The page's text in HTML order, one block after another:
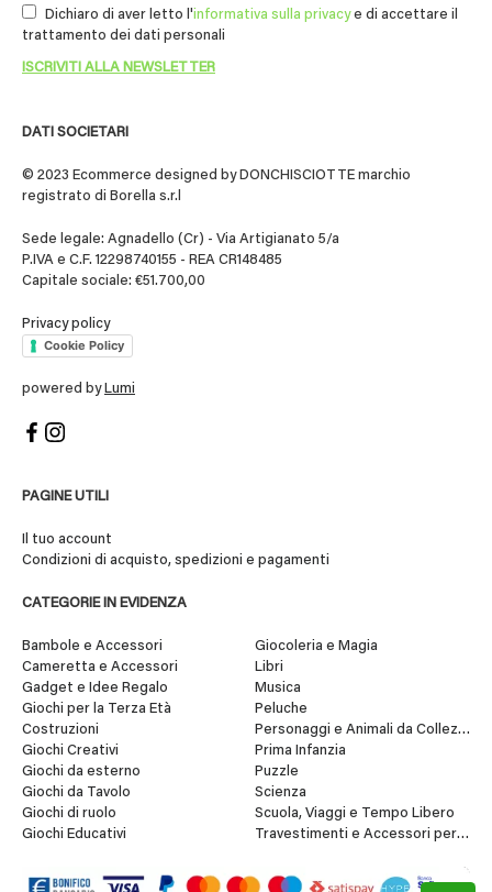
DATI SOCIETARI
© 2023 Ecommerce designed by DONCHISCIOTTE marchio
registrato di Borella s.r.l
Sede legale: Agnadello (Cr) - Via Artigianato 5/a
P.IVA e C.F. 12298740155 - REA CR148485
Capitale sociale: €51.700,00
Privacy policy
Cookie Policy
powered by Lumi
PAGINE UTILI
Il tuo account
Condizioni di acquisto, spedizioni e pagamenti
CATEGORIE IN EVIDENZA
Bambole e Accessori
Cameretta e Accessori
Gadget e Idee Regalo
Giochi per la Terza Età
Costruzioni
Giochi Creativi
Giochi da esterno
Giochi da Tavolo
Giochi di ruolo
Giochi Educativi
Giocoleria e Magia
Libri
Musica
Peluche
Personaggi e Animali da Collezione
Prima Infanzia
Puzzle
Scienza
Scuola, Viaggi e Tempo Libero
Travestimenti e Accessori per
Dichiaro di aver letto l'informativa sulla privacye di accettare il
trattamento dei dati personali